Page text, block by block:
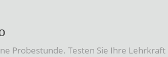
Probestunde. Testen Sie Ihre Lehrkraft